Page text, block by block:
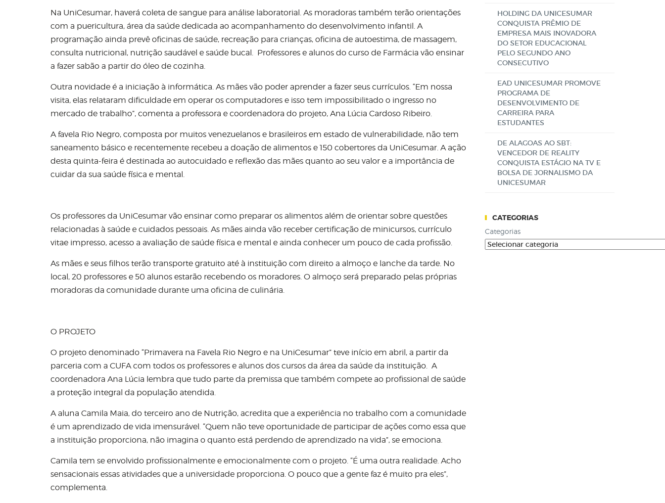
Na UniCesumar, haverá coleta de sangue para análise laboratorial. As moradoras também terão orientações
com a puericultura, área da saúde dedicada ao acompanhamento do desenvolvimento infantil. A
programação ainda prevê oficinas de saúde, recreação para crianças, oficina de autoestima, de massagem,
consulta nutricional, nutrição saudável e saúde bucal. Professores e alunos do curso de Farmácia vão ensinar
a fazer sabão a partir do óleo de cozinha.
Outra novidade é a iniciação à informática. As mães vão poder aprender a fazer seus currículos. “Em nossa
visita, elas relataram dificuldade em operar os computadores e isso tem impossibilitado o ingresso no
mercado de trabalho”, comenta a professora e coordenadora do projeto, Ana Lúcia Cardoso Ribeiro.
A favela Rio Negro, composta por muitos venezuelanos e brasileiros em estado de vulnerabilidade, não tem
saneamento básico e recentemente recebeu a doação de alimentos e 150 cobertores da UniCesumar. A ação
desta quinta-feira é destinada ao autocuidado e reflexão das mães quanto ao seu valor e a importância de
cuidar da sua saúde física e mental.
Os professores da UniCesumar vão ensinar como preparar os alimentos além de orientar sobre questões
relacionadas à saúde e cuidados pessoais. As mães ainda vão receber certificação de minicursos, currículo
vitae impresso, acesso a avaliação de saúde física e mental e ainda conhecer um pouco de cada profissão.
As mães e seus filhos terão transporte gratuito até à instituição com direito a almoço e lanche da tarde. No
local, 20 professores e 50 alunos estarão recebendo os moradores. O almoço será preparado pelas próprias
moradoras da comunidade durante uma oficina de culinária.
O PROJETO
O projeto denominado “Primavera na Favela Rio Negro e na UniCesumar” teve início em abril, a partir da
parceria com a CUFA com todos os professores e alunos dos cursos da área da saúde da instituição. A
coordenadora Ana Lúcia lembra que tudo parte da premissa que também compete ao profissional de saúde
a proteção integral da população atendida.
A aluna Camila Maia, do terceiro ano de Nutrição, acredita que a experiência no trabalho com a comunidade
é um aprendizado de vida imensurável. “Quem não teve oportunidade de participar de ações como essa que
a instituição proporciona, não imagina o quanto está perdendo de aprendizado na vida”, se emociona.
Camila tem se envolvido profissionalmente e emocionalmente com o projeto. “É uma outra realidade. Acho
sensacionais essas atividades que a universidade proporciona. O pouco que a gente faz é muito pra eles”,
complementa.
HOLDING DA UNICESUMAR
CONQUISTA PRÊMIO DE
EMPRESA MAIS INOVADORA
DO SETOR EDUCACIONAL
PELO SEGUNDO ANO
CONSECUTIVO
EAD UNICESUMAR PROMOVE
PROGRAMA DE
DESENVOLVIMENTO DE
CARREIRA PARA
ESTUDANTES
DE ALAGOAS AO SBT:
VENCEDOR DE REALITY
CONQUISTA ESTÁGIO NA TV E
BOLSA DE JORNALISMO DA
UNICESUMAR
CATEGORIAS
Categorias